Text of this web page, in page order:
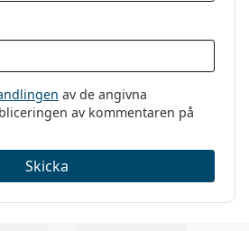
av de angivna
av kommentaren på
Skicka